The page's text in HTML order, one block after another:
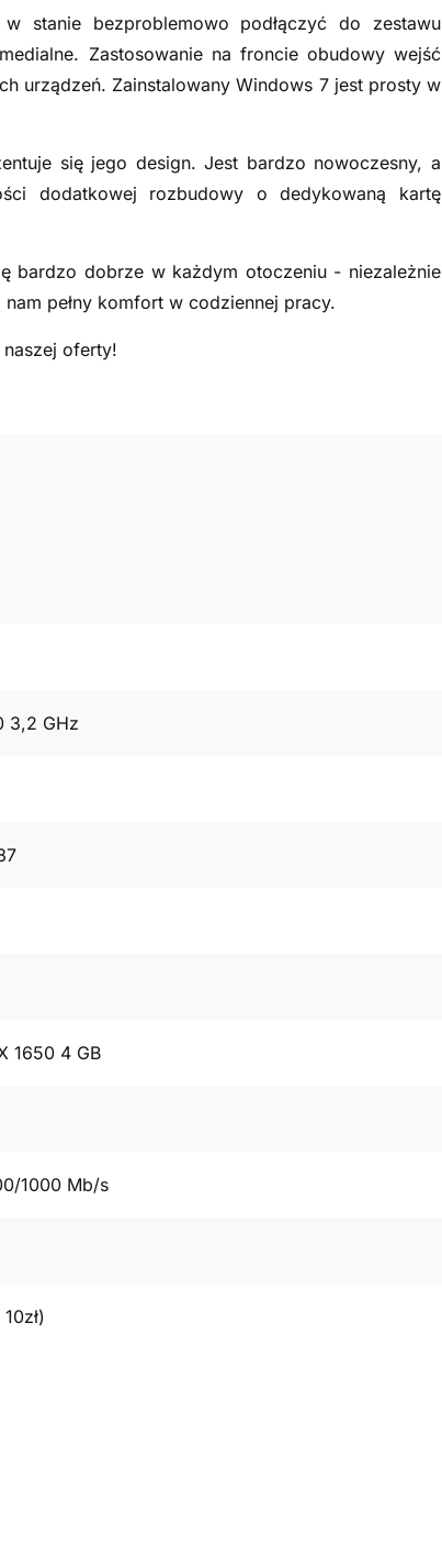
stanie bezproblemowo podłączyć do zestawu
Zastosowanie na froncie obudowy wejść
urządzeń. Zainstalowany Windows 7 jest prosty w
się jego design. Jest bardzo nowoczesny, a
dodatkowej rozbudowy o dedykowaną kartę
bardzo dobrze w każdym otoczeniu - niezależnie
pełny komfort w codziennej pracy.
naszej oferty!
3,2 GHz
1650 4 GB
1000 Mb/s